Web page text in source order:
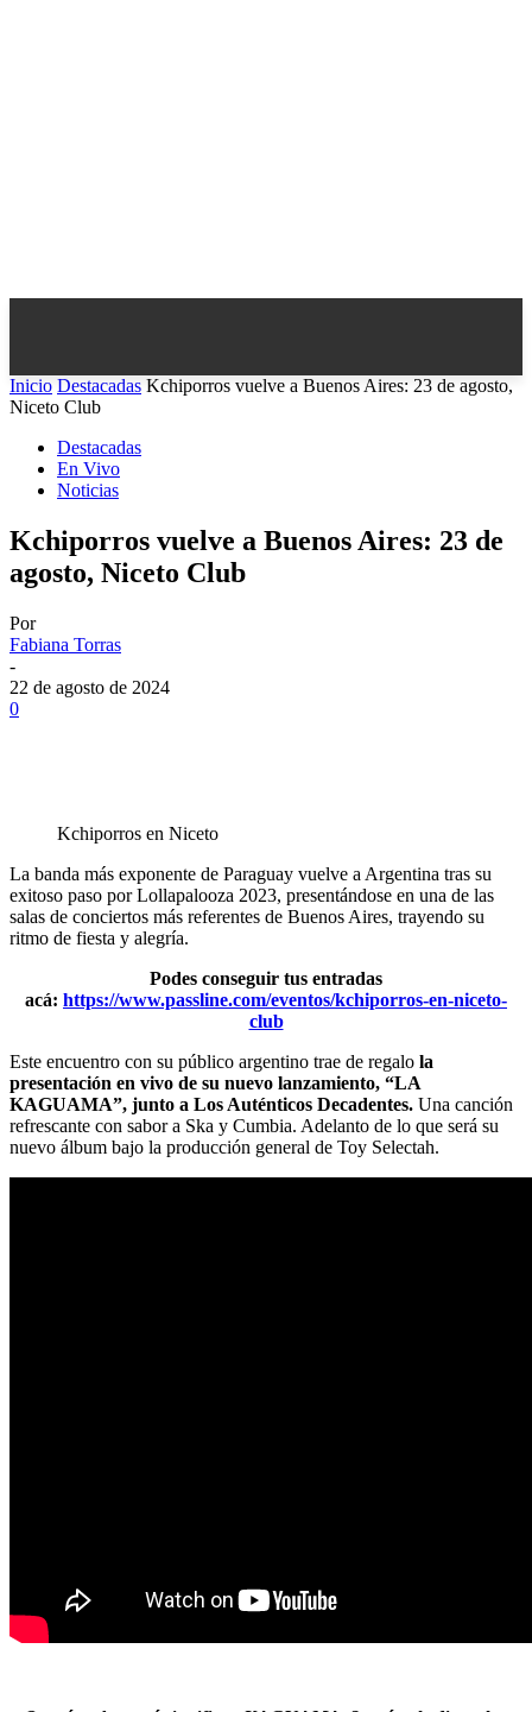
Inicio Destacadas Kchiporros vuelve a Buenos Aires: 23 de agosto,
Niceto Club
Destacadas
En Vivo
Noticias
Kchiporros vuelve a Buenos Aires: 23 de
agosto, Niceto Club
Por
Fabiana Torras
-
22 de agosto de 2024
0
Kchiporros en Niceto
La banda más exponente de Paraguay vuelve a Argentina tras su
exitoso paso por Lollapalooza 2023, presentándose en una de las
salas de conciertos más referentes de Buenos Aires, trayendo su
ritmo de fiesta y alegría.
Podes conseguir tus entradas
acá: https://www.passline.com/eventos/kchiporros-en-niceto-
club
Este encuentro con su público argentino trae de regalo la
presentación en vivo de su nuevo lanzamiento, “LA
KAGUAMA”, junto a Los Auténticos Decadentes. Una canción
refrescante con sabor a Ska y Cumbia. Adelanto de lo que será su
nuevo álbum bajo la producción general de Toy Selectah.